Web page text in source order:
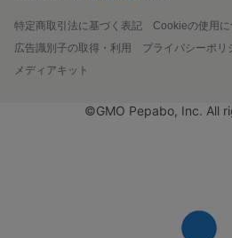
特定商取引法に基づく表記
Cookieの使用に
広告識別子の取得・利用
プライバシーポリ
メディアキット
©GMO Pepabo, Inc. All